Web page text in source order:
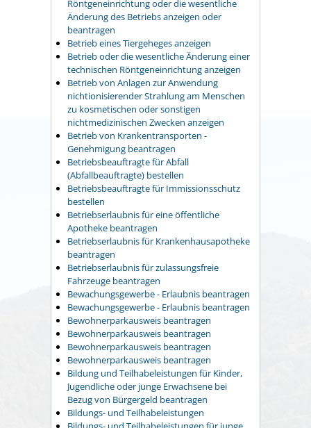
Röntgeneinrichtung oder die wesentliche
Änderung des Betriebs anzeigen oder
beantragen
Betrieb eines Tiergeheges anzeigen
Betrieb oder die wesentliche Änderung einer
technischen Röntgeneinrichtung anzeigen
Betrieb von Anlagen zur Anwendung
nichtionisierender Strahlung am Menschen
zu kosmetischen oder sonstigen
nichtmedizinischen Zwecken anzeigen
Betrieb von Krankentransporten -
Genehmigung beantragen
Betriebsbeauftragte für Abfall
(Abfallbeauftragte) bestellen
Betriebsbeauftragte für Immissionsschutz
bestellen
Betriebserlaubnis für eine öffentliche
Apotheke beantragen
Betriebserlaubnis für Krankenhausapotheke
beantragen
Betriebserlaubnis für zulassungsfreie
Fahrzeuge beantragen
Bewachungsgewerbe - Erlaubnis beantragen
Bewachungsgewerbe - Erlaubnis beantragen
Bewohnerparkausweis beantragen
Bewohnerparkausweis beantragen
Bewohnerparkausweis beantragen
Bewohnerparkausweis beantragen
Bildung und Teilhabeleistungen für Kinder,
Jugendliche oder junge Erwachsene bei
Bezug von Bürgergeld beantragen
Bildungs- und Teilhabeleistungen